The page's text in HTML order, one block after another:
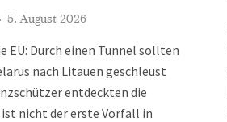
· 5. August 2026
EU: Durch einen Tunnel sollten
nach Litauen geschleust
entdeckten die
nicht der erste Vorfall in